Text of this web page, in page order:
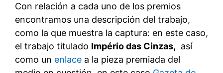
Con relación a cada uno de los premios
encontramos una descripción del trabajo,
como la que muestra la captura: en este caso,
el trabajo titulado Império das Cinzas, así
como un enlace a la pieza premiada del